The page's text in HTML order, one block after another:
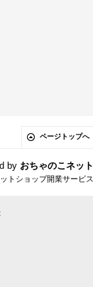
ページトップへ
by おちゃのこネット
トショップ開業サービス